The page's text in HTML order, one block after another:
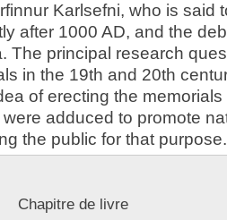
Karlsefni, who is said
after 1000 AD, and the
The principal research
in the 19th and 20th
of erecting the
adduced to promote
the public for that purpose.
Chapitre de livre